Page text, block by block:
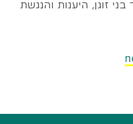
זוגן, היענות והנגשת